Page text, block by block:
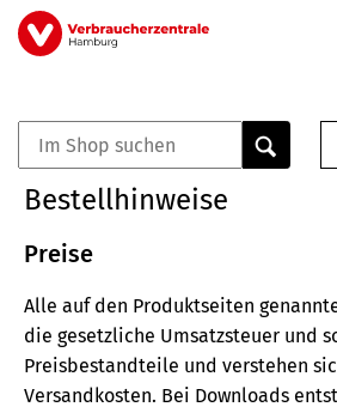
Direkt
zum
0
Elemente
Bestellhinweise
Preise
Alle auf den Produktseiten
die gesetzliche Umsatzsteuer und
Preisbestandteile und verstehen
Versandkosten. Bei Downloads